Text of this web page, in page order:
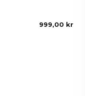
999,00 kr